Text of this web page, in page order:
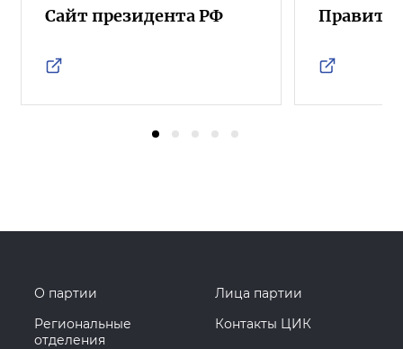
Сайт президента РФ
О партии
Лица партии
Региональные
отделения
Контакты ЦИК